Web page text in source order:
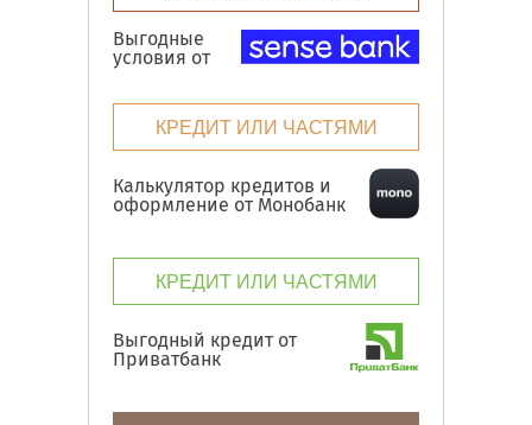
Выгодные
условия от
КРЕДИТ ИЛИ ЧАСТЯМИ
Калькулятор кредитов и
оформление от Монобанк
КРЕДИТ ИЛИ ЧАСТЯМИ
Выгодный кредит от
Приватбанк